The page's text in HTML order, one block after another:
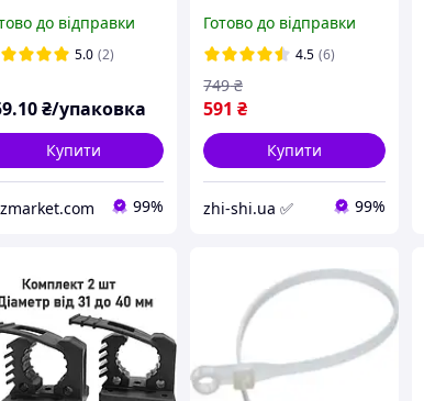
, Україна
до відправки
5.0 (2)
.10₴/упаковка
Купити
99%
професійного
використання
Готово до відправки
4.5 (6)
591 ₴
749 ₴
Купити
zhi-shi.ua ✅ 99%